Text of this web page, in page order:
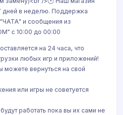
дней в неделю. Поддержка
и сообщения из
с 10:00 до 00:00
на 24 часа, что
любых игр и приложений!
можете вернуться на свой
или игры не советуется
работать пока вы их сами не